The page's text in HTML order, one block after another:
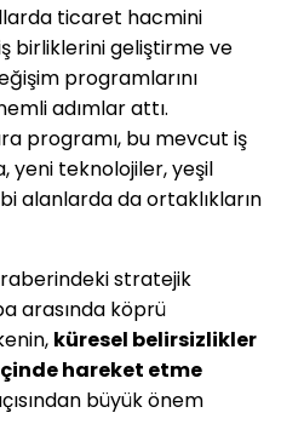
ticaret hacmini
birliklerini geliştirme ve
programlarını
adımlar attı.
programı, bu mevcut iş
yeni teknolojiler, yeşil
alanlarda da ortaklıkların
stratejik
arasında köprü
küresel belirsizlikler
hareket etme
büyük önem